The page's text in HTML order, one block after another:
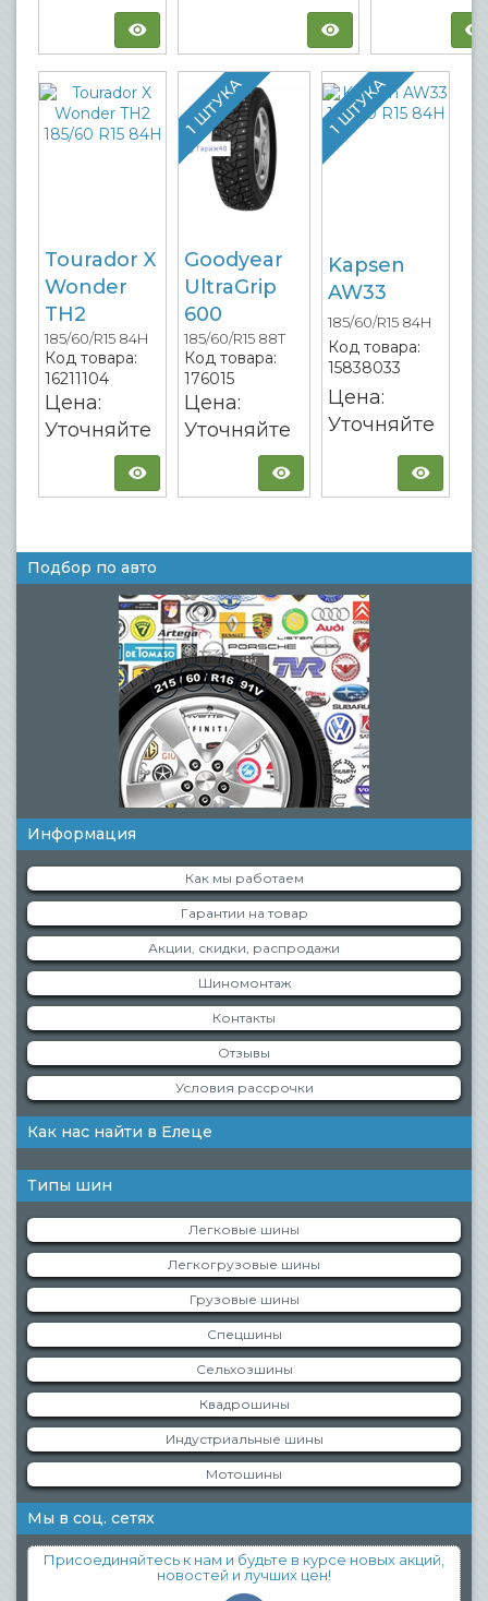
Tourador X
Wonder
TH2
185/60/R15 84H
Код товара:
16211104
Цена:
Уточняйте
1 ШТУКА
Goodyear
UltraGrip
600
185/60/R15 88T
Код товара:
176015
Цена:
Уточняйте
1 ШТУКА
Kapsen
AW33
185/60/R15 84H
Код товара:
15838033
Цена:
Уточняйте
Подбор по авто
Информация
Как мы работаем
Гарантии на товар
Акции, скидки, распродажи
Шиномонтаж
Контакты
Отзывы
Условия рассрочки
Как нас найти в Елеце
Типы шин
Легковые шины
Легкогрузовые шины
Грузовые шины
Спецшины
Сельхозшины
Квадрошины
Индустриальные шины
Мотошины
Мы в соц. сетях
Присоединяйтесь к нам и будьте в курсе новых акций,
новостей и лучших цен!